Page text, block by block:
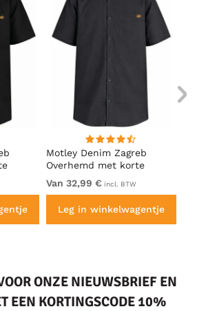
Motley Denim Zagreb
Overhemd met korte
mouw Antraciet
Van 32,99 € incl. BTW
Leg in winkelwagentje
ONZE NIEUWSBRIEF EN
EEN KORTINGSCODE 10%